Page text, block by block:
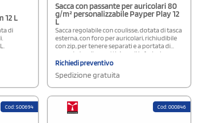
12 L
di
Sacca con passante per auricolari 80
g/m² personalizzabile Payper Play 12
L
Sacca regolabile con coulisse, dotata di tasca
esterna, con foro per auricolari, richiudibile
con zip, per tenere separati e a portata di
mano i piccoli oggetti. Angoli inferiori
rinforzati e occhielli. Dimensioni: 43 x 34 cm.
Richiedi preventivo
Spedizione gratuita
Cod: S00694 Cod: 000846